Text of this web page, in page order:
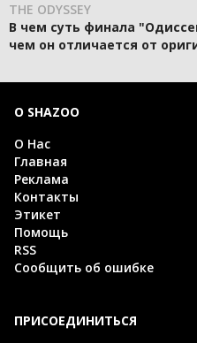
THE ODYSSEY
В чем суть финала
чем он отличается от
О SHAZOO
О Нас
Главная
Реклама
Контакты
Этикет
Помощь
RSS
Сообщить об ошибке
ПРИСОЕДИНИТЬСЯ